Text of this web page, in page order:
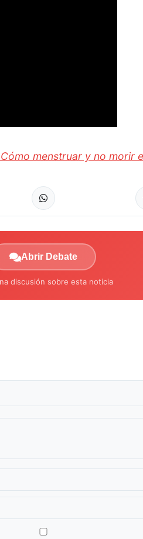
menstruar y no morir
Abrir Debate
discusión sobre esta noticia